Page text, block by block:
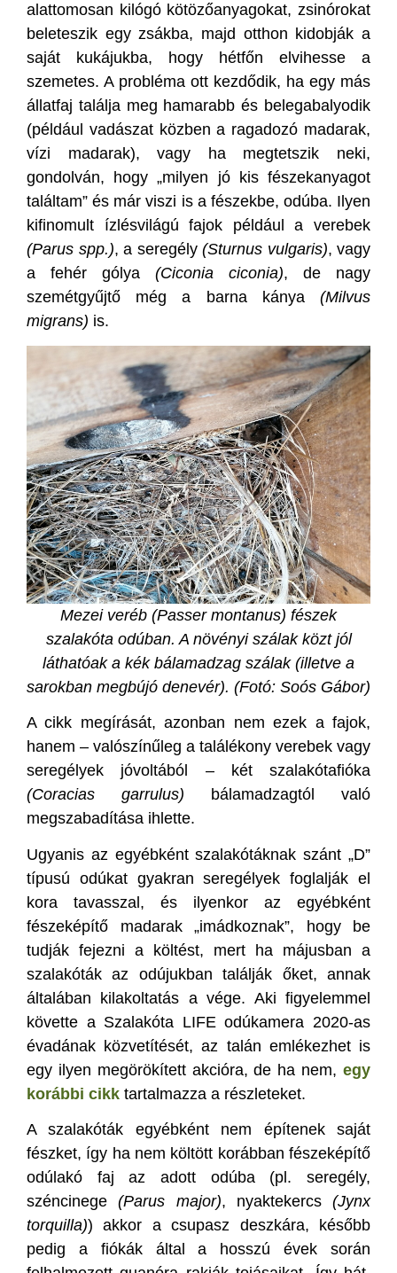
alattomosan kilógó kötözőanyagokat, zsinórokat
beleteszik egy zsákba, majd otthon kidobják a
saját kukájukba, hogy hétfőn elvihesse a
szemetes. A probléma ott kezdődik, ha egy más
állatfaj találja meg hamarabb és belegabalyodik
(például vadászat közben a ragadozó madarak,
vízi madarak), vagy ha megtetszik neki,
gondolván, hogy „milyen jó kis fészekanyagot
találtam” és már viszi is a fészekbe, odúba. Ilyen
kifinomult ízlésvilágú fajok például a verebek
(Parus spp.), a seregély (Sturnus vulgaris), vagy
a fehér gólya (Ciconia ciconia), de nagy
szemétgyűjtő még a barna kánya (Milvus
migrans) is.
Mezei veréb (Passer montanus) fészek
szalakóta odúban. A növényi szálak közt jól
láthatóak a kék bálamadzag szálak (illetve a
sarokban megbújó denevér). (Fotó: Soós Gábor)
A cikk megírását, azonban nem ezek a fajok,
hanem – valószínűleg a találékony verebek vagy
seregélyek jóvoltából – két szalakótafióka
(Coracias garrulus) bálamadzagtól való
megszabadítása ihlette.
Ugyanis az egyébként szalakótáknak szánt „D”
típusú odúkat gyakran seregélyek foglalják el
kora tavasszal, és ilyenkor az egyébként
fészeképítő madarak „imádkoznak”, hogy be
tudják fejezni a költést, mert ha májusban a
szalakóták az odújukban találják őket, annak
általában kilakoltatás a vége. Aki figyelemmel
követte a Szalakóta LIFE odúkamera 2020-as
évadának közvetítését, az talán emlékezhet is
egy ilyen megörökített akcióra, de ha nem, egy
korábbi cikk tartalmazza a részleteket.
A szalakóták egyébként nem építenek saját
fészket, így ha nem költött korábban fészeképítő
odúlakó faj az adott odúba (pl. seregély,
széncinege(Parus major), nyaktekercs (Jynx
torquilla)) akkor a csupasz deszkára, később
pedig a fiókák által a hosszú évek során